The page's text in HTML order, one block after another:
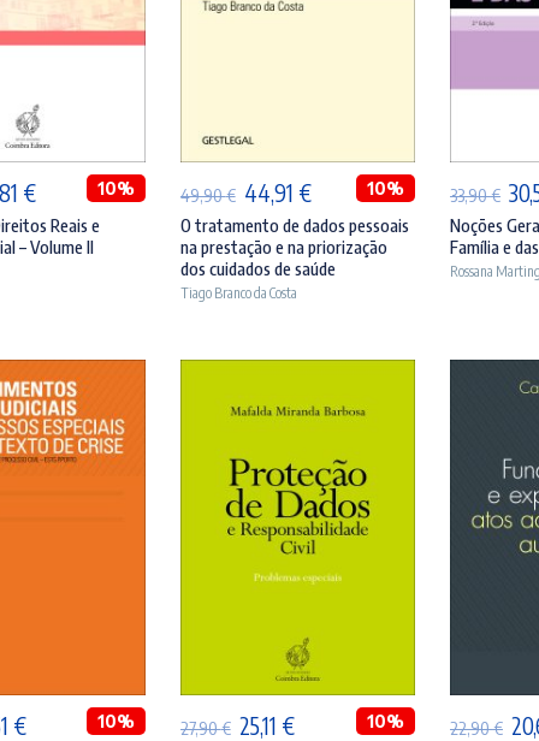
€O
preço
atual
10%
Reais e
– Volume II
49,90€ O
preço
original
era:
44,91 €O
preço
atual
10%
O tratamento de dados pessoais
na prestação e na priorização
dos cuidados de saúde
Tiago Branco da Costa
33,90€ O
era:
Noções
Família e
Rossana
€O
10%
ADICIONAR
27,90€ O
25,11 €O
10% 22,90€ O